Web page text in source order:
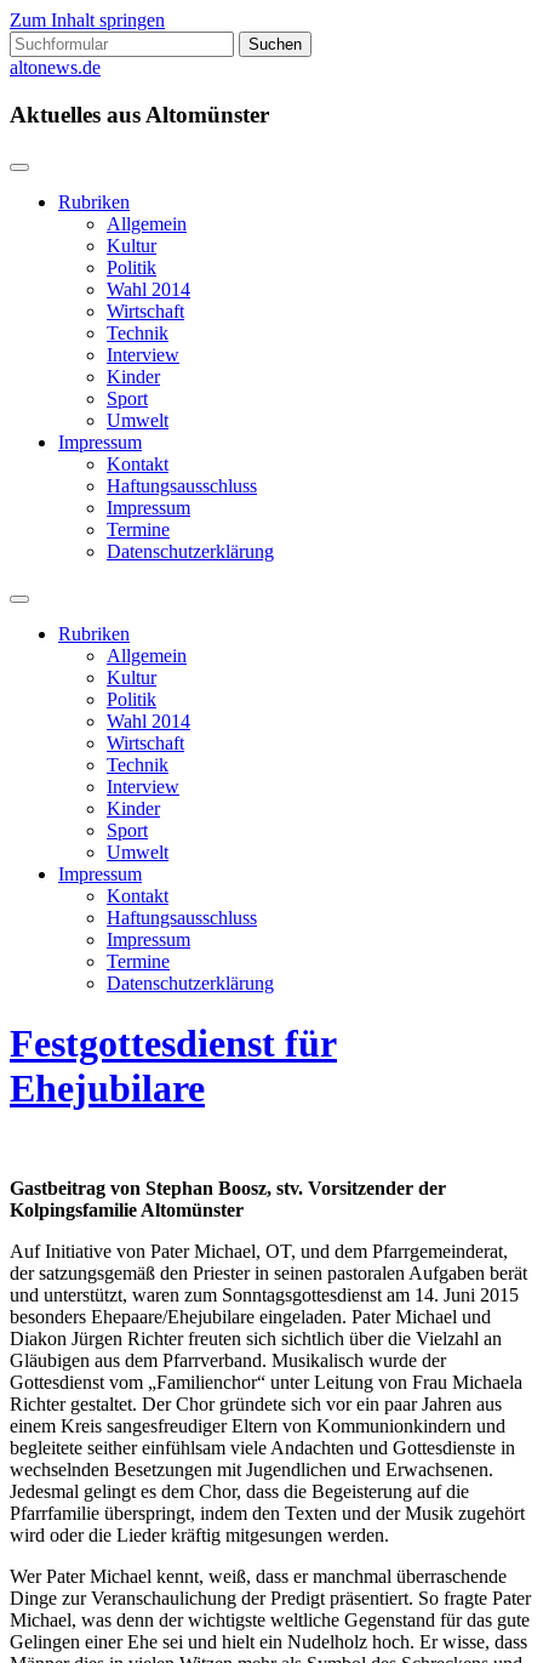
Zum Inhalt springen
Suchen
nach:
altonews.de
Aktuelles aus Altomünster
Rubriken
Allgemein
Kultur
Politik
Wahl 2014
Wirtschaft
Technik
Interview
Kinder
Sport
Umwelt
Impressum
Kontakt
Haftungsausschluss
Impressum
Termine
Datenschutzerklärung
Suchfeld
ein-/ausblenden
Rubriken
Allgemein
Kultur
Politik
Wahl 2014
Wirtschaft
Technik
Interview
Kinder
Sport
Umwelt
Impressum
Kontakt
Haftungsausschluss
Impressum
Termine
Datenschutzerklärung
Festgottesdienst für
Ehejubilare
Gastbeitrag von Stephan Boosz, stv. Vorsitzender der
Kolpingsfamilie Altomünster
Auf Initiative von Pater Michael, OT, und dem Pfarrgemeinderat,
der satzungsgemäß den Priester in seinen pastoralen Aufgaben berät
und unterstützt, waren zum Sonntagsgottesdienst am 14. Juni 2015
besonders Ehepaare/Ehejubilare eingeladen. Pater Michael und
Diakon Jürgen Richter freuten sich sichtlich über die Vielzahl an
Gläubigen aus dem Pfarrverband. Musikalisch wurde der
Gottesdienst vom „Familienchor“ unter Leitung von Frau Michaela
Richter gestaltet. Der Chor gründete sich vor ein paar Jahren aus
einem Kreis sangesfreudiger Eltern von Kommunionkindern und
begleitete seither einfühlsam viele Andachten und Gottesdienste in
wechselnden Besetzungen mit Jugendlichen und Erwachsenen.
Jedesmal gelingt es dem Chor, dass die Begeisterung auf die
Pfarrfamilie überspringt, indem den Texten und der Musik zugehört
wird oder die Lieder kräftig mitgesungen werden.
Wer Pater Michael kennt, weiß, dass er manchmal überraschende
Dinge zur Veranschaulichung der Predigt präsentiert. So fragte Pater
Michael, was denn der wichtigste weltliche Gegenstand für das gute
Gelingen einer Ehe sei und hielt ein Nudelholz hoch. Er wisse, dass